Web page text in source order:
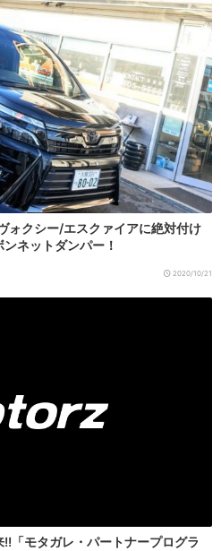
ォクシー/エスクァイアに絶対付け
ネットダンパー！
2020/10/21
「モタガレ・パートナープログラ